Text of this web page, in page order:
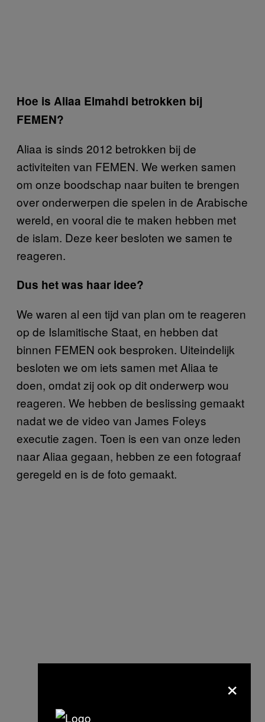
Hoe is Aliaa Elmahdi betrokken bij
FEMEN?
Aliaa is sinds 2012 betrokken bij de
activiteiten van FEMEN. We werken samen
om onze boodschap naar buiten te brengen
over onderwerpen die spelen in de Arabische
wereld, en vooral die te maken hebben met
de islam. Deze keer besloten we samen te
reageren.
Dus het was haar idee?
We waren al een tijd van plan om te reageren
op de Islamitische Staat, en hebben dat
binnen FEMEN ook besproken. Uiteindelijk
besloten we om iets samen met Aliaa te
doen, omdat zij ook op dit onderwerp wou
reageren. We hebben de beslissing gemaakt
nadat we de video van James Foleys
executie zagen. Toen is een van onze leden
naar Aliaa gegaan, hebben ze een fotograaf
geregeld en is de foto gemaakt.
×